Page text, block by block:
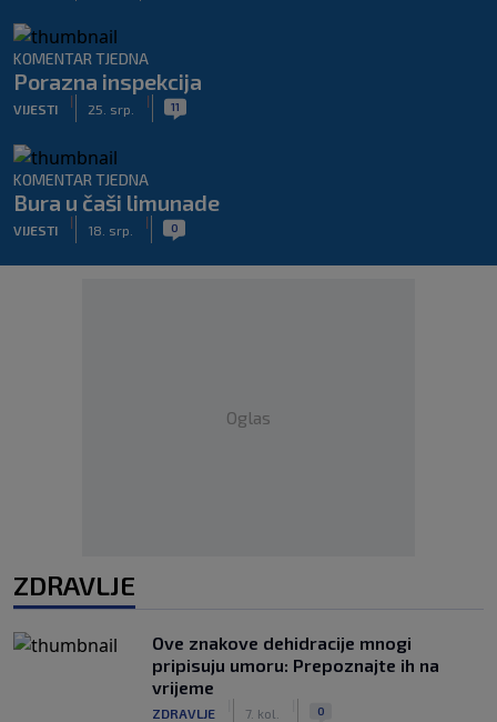
KOMENTAR TJEDNA
Porazna inspekcija
VIJESTI
|
25. srp.
| 11
KOMENTAR TJEDNA
Bura u čaši limunade
VIJESTI
|
18. srp.
| 0
Oglas
ZDRAVLJE
Ove znakove dehidracije mnogi
pripisuju umoru: Prepoznajte ih na
vrijeme
ZDRAVLJE 7. kol. 0